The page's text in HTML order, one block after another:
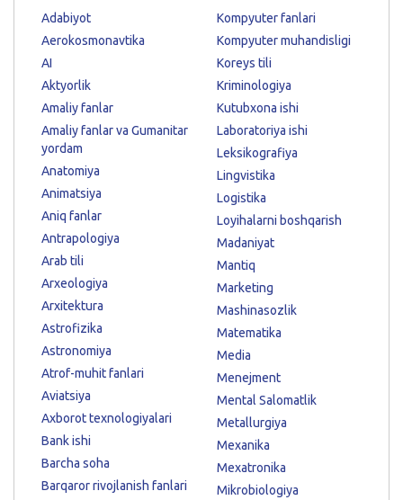
Adabiyot
Aerokosmonavtika
AI
Aktyorlik
Amaliy fanlar
Amaliy fanlar va Gumanitar
yordam
Anatomiya
Animatsiya
Aniq fanlar
Antrapologiya
Arab tili
Arxeologiya
Arxitektura
Astrofizika
Astronomiya
Atrof-muhit fanlari
Aviatsiya
Axborot texnologiyalari
Bank ishi
Barcha soha
Barqaror rivojlanish fanlari
Kompyuter fanlari
Kompyuter muhandisligi
Koreys tili
Kriminologiya
Kutubxona ishi
Laboratoriya ishi
Leksikografiya
Lingvistika
Logistika
Loyihalarni boshqarish
Madaniyat
Mantiq
Marketing
Mashinasozlik
Matematika
Media
Menejment
Mental Salomatlik
Metallurgiya
Mexanika
Mexatronika
Mikrobiologiya